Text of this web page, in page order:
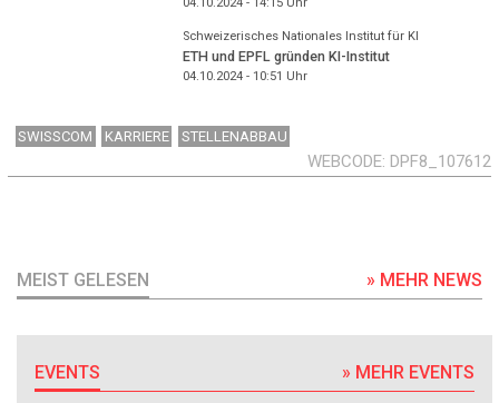
Schweizerisches Nationales Institut für KI
ETH und EPFL gründen KI-Institut
04.10.2024 - 10:51 Uhr
SWISSCOM KARRIERE STELLENABBAU
WEBCODE DPF8_107612
MEIST GELESEN » MEHR NEWS
EVENTS » MEHR EVENTS